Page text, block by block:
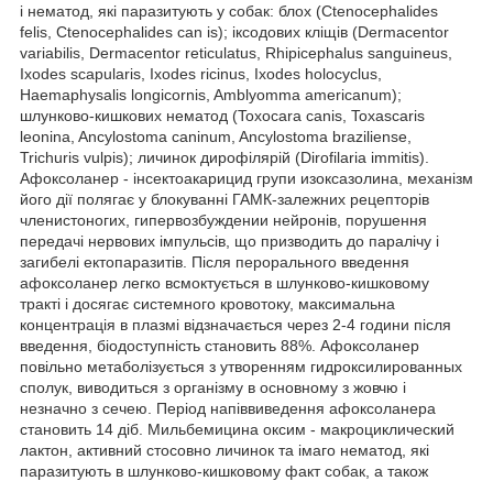
і нематод, які паразитують у собак: блох (Ctenocephalides
felis, Ctenocephalides can is); іксодових кліщів (Dermacentor
variabilis, Dermacentor reticulatus, Rhipicephalus sanguineus,
Ixodes scapularis, Ixodes ricinus, Ixodes holocyclus,
Haemaphysalis longicornis, Amblyomma americanum);
шлунково-кишкових нематод (Toxocara canis, Toxascaris
leonina, Ancylostoma caninum, Ancylostoma braziliense,
Trichuris vulpis); личинок дирофілярій (Dirofilaria immitis).
Афоксоланер - інсектоакарицид групи изоксазолина, механізм
його дії полягає у блокуванні ГАМК-залежних рецепторів
членистоногих, гипервозбуждении нейронів, порушення
передачі нервових імпульсів, що призводить до паралічу і
загибелі ектопаразитів. Після перорального введення
афоксоланер легко всмоктується в шлунково-кишковому
тракті і досягає системного кровотоку, максимальна
концентрація в плазмі відзначається через 2-4 години після
введення, біодоступність становить 88%. Афоксоланер
повільно метаболізується з утворенням гидроксилированных
сполук, виводиться з організму в основному з жовчю і
незначно з сечею. Період напіввиведення афоксоланера
становить 14 діб. Мильбемицина оксим - макроциклический
лактон, активний стосовно личинок та імаго нематод, які
паразитують в шлунково-кишковому факт собак, а також